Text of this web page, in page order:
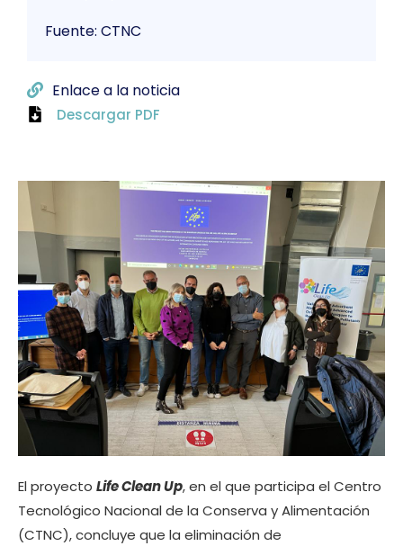
El proyecto Life Clean Up, en el que participa el Centro
Tecnológico Nacional de la Conserva y Alimentación
(CTNC), concluye que la eliminación de
Fuente: CTNC
Enlace a la noticia
Descargar PDF